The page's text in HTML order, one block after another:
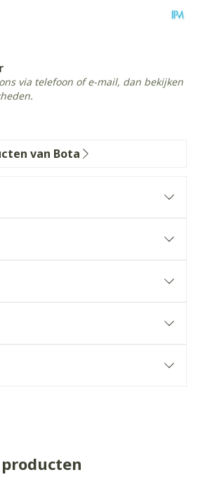
via telefoon of e-mail, dan bekijken
van Bota